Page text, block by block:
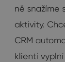
ně snažíme
aktivity.
CRM
klienti